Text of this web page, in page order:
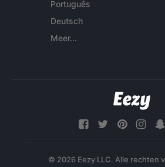
Português
Deutsch
Meer...
© 2026 Eezy LLC. Alle rechten